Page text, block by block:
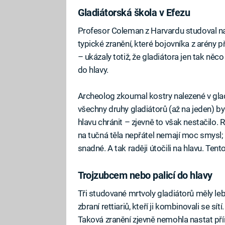
Gladiátorská škola v Efezu
Profesor Coleman z Harvardu studoval
typické zranění, které bojovníka z arény
– ukázaly totiž, že gladiátora jen tak
do hlavy.
Archeolog zkoumal kostry nalezené v
všechny druhy gladiátorů (až na jeden)
hlavu chránit – zjevně to však nestačilo.
na tučná těla nepřátel nemají moc
snadné. A tak raději útočili na hlavu.
Trojzubcem nebo palicí do hlavy
Tři studované mrtvoly gladiátorů měly
zbraní rettiariů, kteří ji kombinovali se
Taková zranění zjevně nemohla nastat